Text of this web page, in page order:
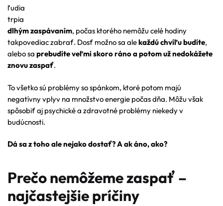
ľudia
trpia
dlhým zaspávaním, počas ktorého nemôžu celé hodiny
takpovediac zabrať. Dosť možno sa alekaždú chvíľu budíte,
alebo sa prebudíte veľmi skoro ráno a potom už nedokážete
znovu zaspať.
To všetko sú problémy so spánkom, ktoré potom majú
negatívny vplyv na množstvo energie počas dňa. Môžu však
spôsobiť aj psychické a zdravotné problémy niekedy v
budúcnosti.
Dá sa z toho ale nejako dostať? A ak áno, ako?
Prečo nemôžeme zaspať –
najčastejšie príčiny